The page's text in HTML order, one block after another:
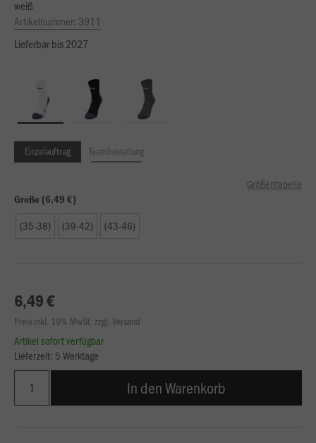
weiß
Artikelnummer: 3911
Lieferbar bis 2027
Einzelauftrag Teambestellung
Größentabelle
Größe (6,49 €)
(35-38) (39-42) (43-46)
6,49 €
Preis inkl. 19% MwSt. zzgl. Versand
Artikel sofort verfügbar
Lieferzeit: 5 Werktage
In den Warenkorb